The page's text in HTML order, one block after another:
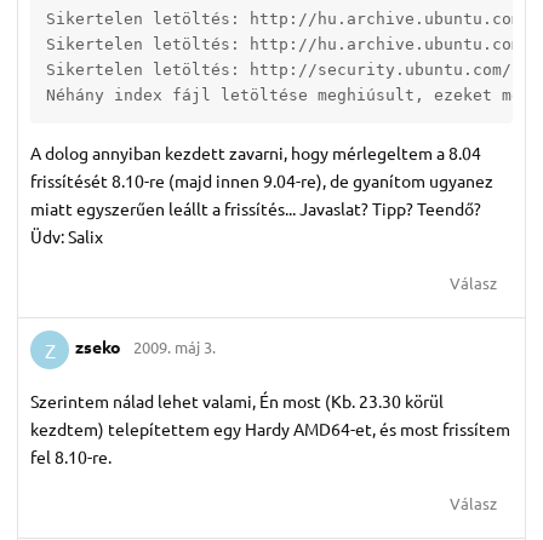
Sikertelen letöltés: http://hu.archive.ubuntu.com/
Sikertelen letöltés: http://hu.archive.ubuntu.com/
Sikertelen letöltés: http://security.ubuntu.com/
A dolog annyiban kezdett zavarni, hogy mérlegeltem a 8.04
frissítését 8.10-re (majd innen 9.04-re), de gyanítom ugyanez
miatt egyszerűen leállt a frissítés... Javaslat? Tipp? Teendő?
Üdv: Salix
Válasz
Z zseko 2009. máj 3.
Szerintem nálad lehet valami, Én most (Kb. 23.30 körül
kezdtem) telepítettem egy Hardy AMD64-et, és most frissítem
fel 8.10-re.
Válasz